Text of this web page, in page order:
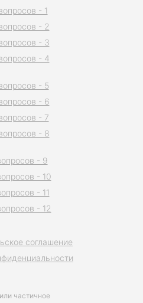
частичное
соглашение
- 1
- 2
- 3
- 4
- 5
- 6
- 7
- 8
- 9
- 10
- 11
- 12